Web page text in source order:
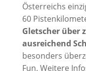
Österreichs
60
Gletscher über
ausreichend
besonders
Fun. Weitere